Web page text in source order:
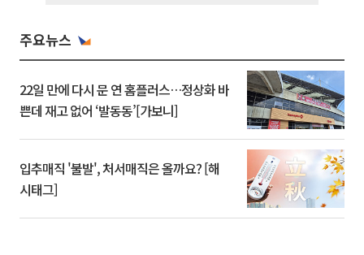
주요뉴스
22일 만에 다시 문 연 홈플러스…정상화 바
쁜데 재고 없어 ‘발동동’[가보니]
입추매직 '불발', 처서매직은 올까요? [해
시태그]